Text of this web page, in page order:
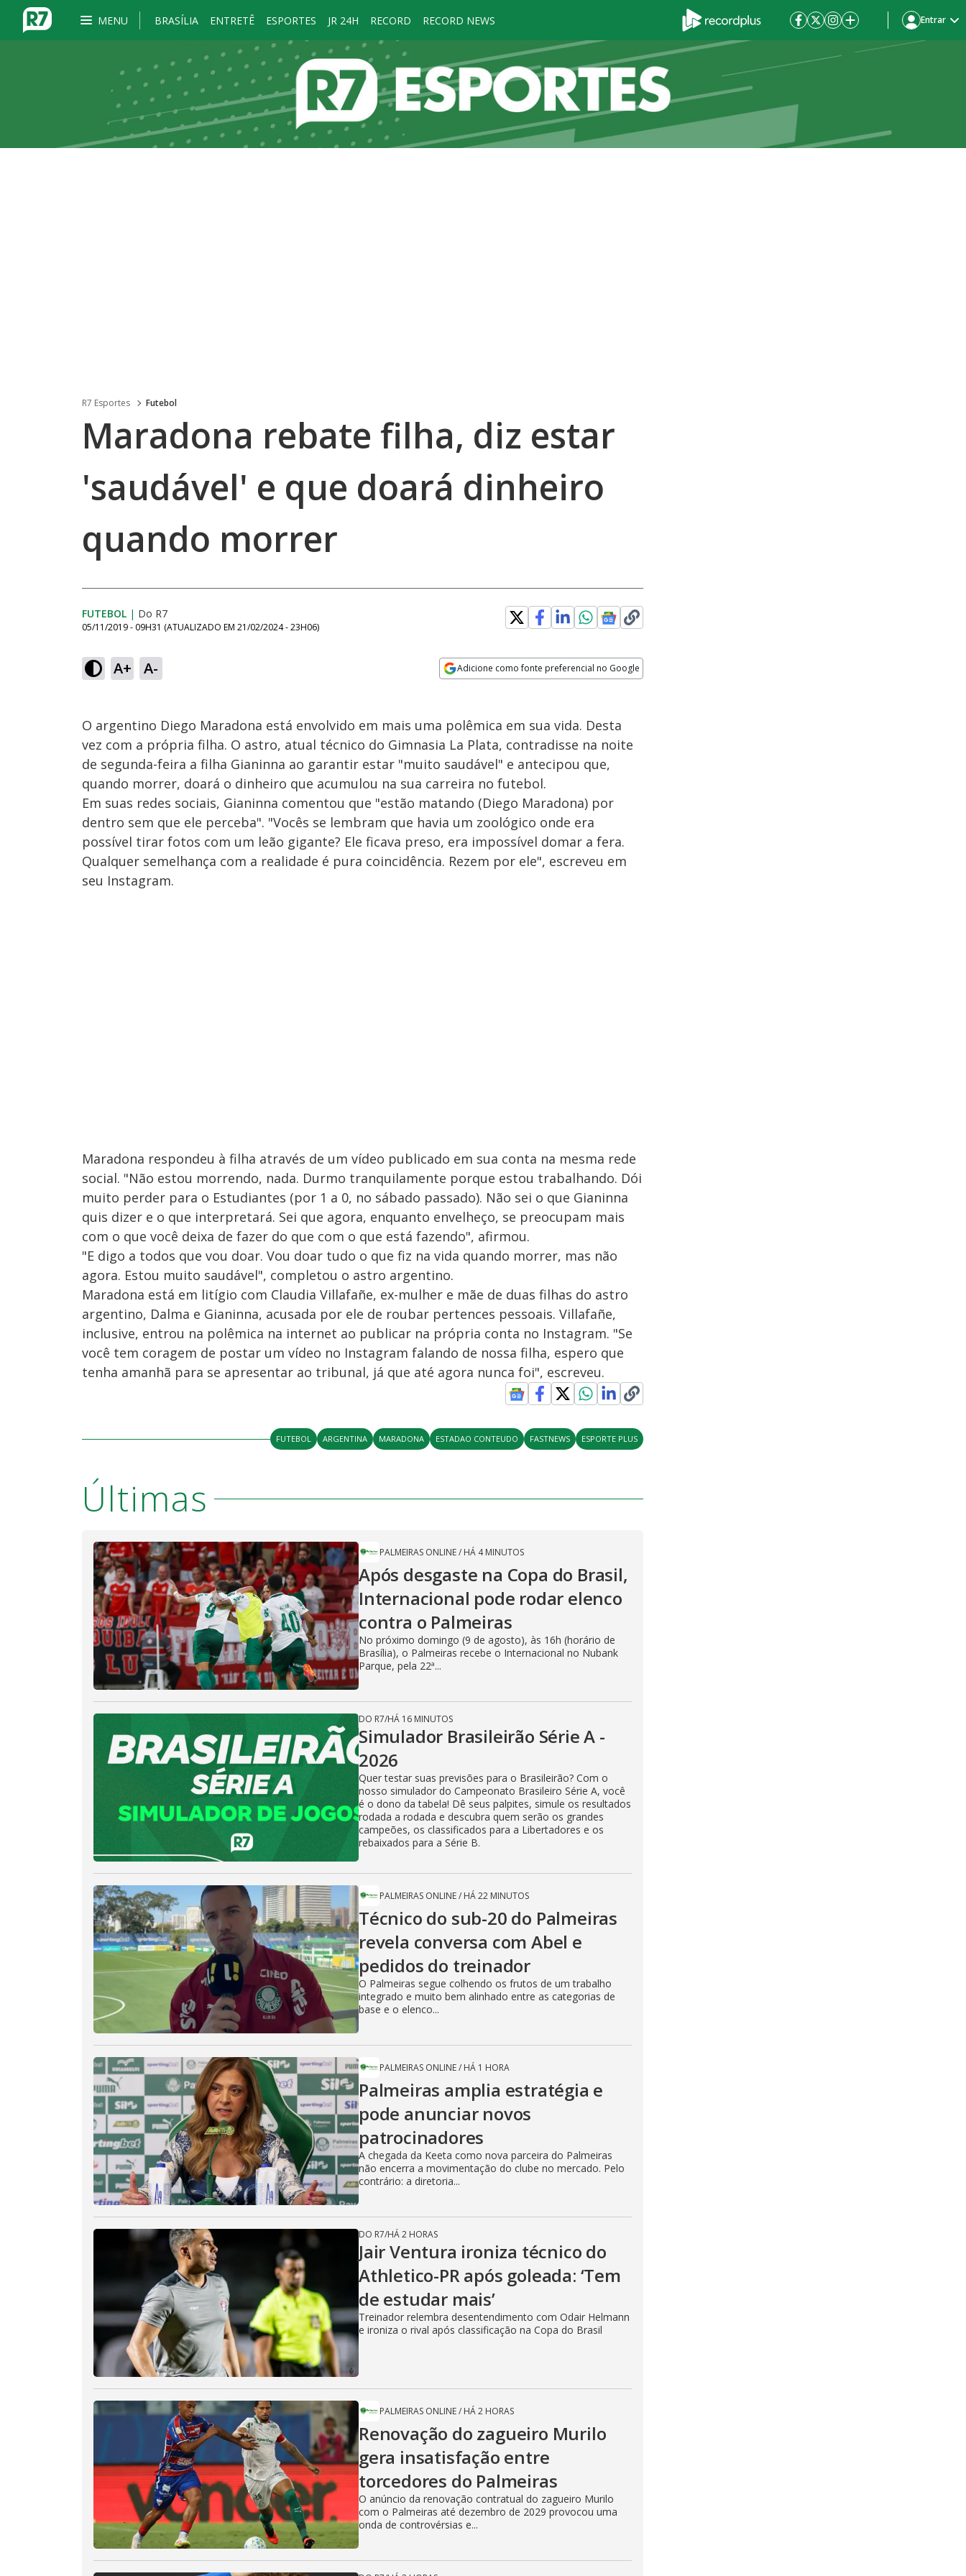
MENU BRASÍLIA ENTRETÊ ESPORTES JR 24H RECORD RECORD NEWS Entrar
R7 Esportes Futebol
Maradona rebate filha, diz estar
'saudável' e que doará dinheiro
quando morrer
FUTEBOL | Do R7
05/11/2019 - 09H31 (ATUALIZADO EM 21/02/2024 - 23H06)
A+ A- Adicione como fonte preferencial no Google
O argentino Diego Maradona está envolvido em mais uma polêmica em sua vida. Desta
vez com a própria filha. O astro, atual técnico do Gimnasia La Plata, contradisse na noite
de segunda-feira a filha Gianinna ao garantir estar "muito saudável" e antecipou que,
quando morrer, doará o dinheiro que acumulou na sua carreira no futebol.
Em suas redes sociais, Gianinna comentou que "estão matando (Diego Maradona) por
dentro sem que ele perceba". "Vocês se lembram que havia um zoológico onde era
possível tirar fotos com um leão gigante? Ele ficava preso, era impossível domar a fera.
Qualquer semelhança com a realidade é pura coincidência. Rezem por ele", escreveu em
seu Instagram.
Maradona respondeu à filha através de um vídeo publicado em sua conta na mesma rede
social. "Não estou morrendo, nada. Durmo tranquilamente porque estou trabalhando. Dói
muito perder para o Estudiantes (por 1 a 0, no sábado passado). Não sei o que Gianinna
quis dizer e o que interpretará. Sei que agora, enquanto envelheço, se preocupam mais
com o que você deixa de fazer do que com o que está fazendo", afirmou.
"E digo a todos que vou doar. Vou doar tudo o que fiz na vida quando morrer, mas não
agora. Estou muito saudável", completou o astro argentino.
Maradona está em litígio com Claudia Villafañe, ex-mulher e mãe de duas filhas do astro
argentino, Dalma e Gianinna, acusada por ele de roubar pertences pessoais. Villafañe,
inclusive, entrou na polêmica na internet ao publicar na própria conta no Instagram. "Se
você tem coragem de postar um vídeo no Instagram falando de nossa filha, espero que
tenha amanhã para se apresentar ao tribunal, já que até agora nunca foi", escreveu.
FUTEBOL ARGENTINA MARADONA ESTADAO CONTEUDO FASTNEWS ESPORTE PLUS
Últimas
PALMEIRAS ONLINE/ HÁ 4 MINUTOS
Após desgaste na Copa do Brasil,
Internacional pode rodar elenco
contra o Palmeiras
No próximo domingo (9 de agosto), às 16h (horário de
Brasília), o Palmeiras recebe o Internacional no Nubank
Parque, pela 22ª...
DO R7/HÁ 16 MINUTOS
Simulador Brasileirão Série A -
2026
Quer testar suas previsões para o Brasileirão? Com o
nosso simulador do Campeonato Brasileiro Série A, você
é o dono da tabela! Dê seus palpites, simule os resultados
rodada a rodada e descubra quem serão os grandes
campeões, os classificados para a Libertadores e os
rebaixados para a Série B.
PALMEIRAS ONLINE/ HÁ 22 MINUTOS
Técnico do sub-20 do Palmeiras
revela conversa com Abel e
pedidos do treinador
O Palmeiras segue colhendo os frutos de um trabalho
integrado e muito bem alinhado entre as categorias de
base e o elenco...
PALMEIRAS ONLINE/ HÁ 1 HORA
Palmeiras amplia estratégia e
pode anunciar novos
patrocinadores
A chegada da Keeta como nova parceira do Palmeiras
não encerra a movimentação do clube no mercado. Pelo
contrário: a diretoria...
DO R7/HÁ 2 HORAS
Jair Ventura ironiza técnico do
Athletico-PR após goleada: ‘Tem
de estudar mais’
Treinador relembra desentendimento com Odair Helmann
e ironiza o rival após classificação na Copa do Brasil
PALMEIRAS ONLINE/ HÁ 2 HORAS
Renovação do zagueiro Murilo
gera insatisfação entre
torcedores do Palmeiras
O anúncio da renovação contratual do zagueiro Murilo
com o Palmeiras até dezembro de 2029 provocou uma
onda de controvérsias e...